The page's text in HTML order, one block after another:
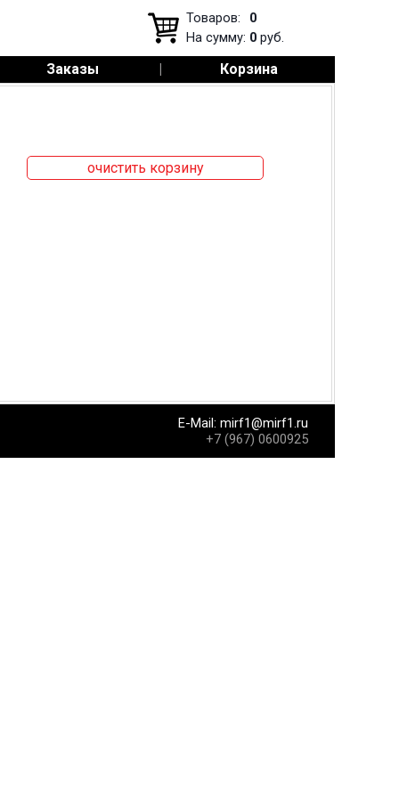
Товаров:
0
На сумму: 0 руб.
Заказы | Корзина
очистить корзину
E-Mail: mirf1@mirf1.ru
+7 (967) 0600925